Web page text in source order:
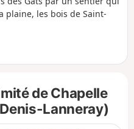
plaine, les bois de Saint-
de Chapelle
Lanneray)